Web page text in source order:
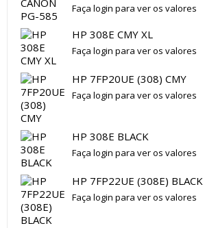
Faça login para ver os valores
HP 308E CMY XL
Faça login para ver os valores
HP 7FP20UE (308) CMY
Faça login para ver os valores
HP 308E BLACK
Faça login para ver os valores
HP 7FP22UE (308E) BLACK
Faça login para ver os valores